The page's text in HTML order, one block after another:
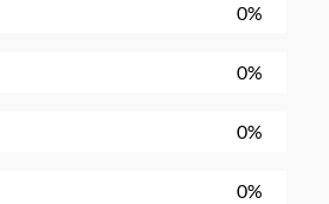
0%
0%
0%
0%